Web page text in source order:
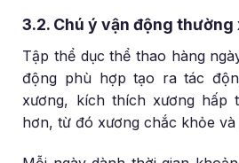
3.2. Chú ý vận động thường
Tập thể dục thể thao hàng
động phù hợp tạo ra tác
xương, kích thích xương hấp
hơn, từ đó xương chắc khỏe